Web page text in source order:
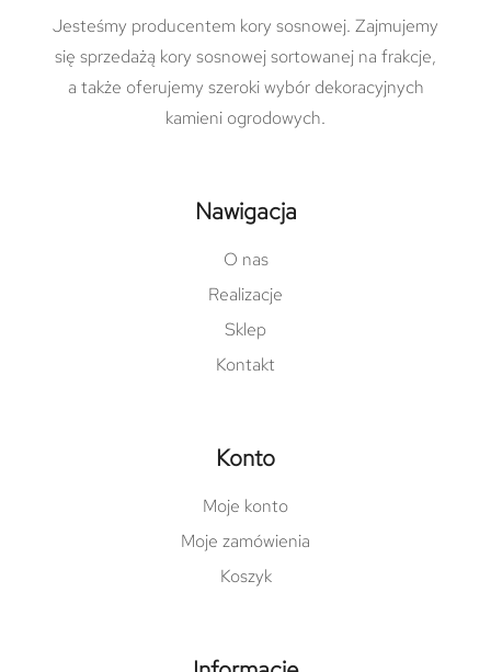
Jesteśmy producentem kory sosnowej. Zajmujemy
się sprzedażą kory sosnowej sortowanej na frakcje,
a także oferujemy szeroki wybór dekoracyjnych
kamieni ogrodowych.
Nawigacja
O nas
Realizacje
Sklep
Kontakt
Konto
Moje konto
Moje zamówienia
Koszyk